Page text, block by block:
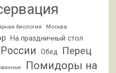
биология Москва
На праздничный стол
Обед
Перец
Помидоры на